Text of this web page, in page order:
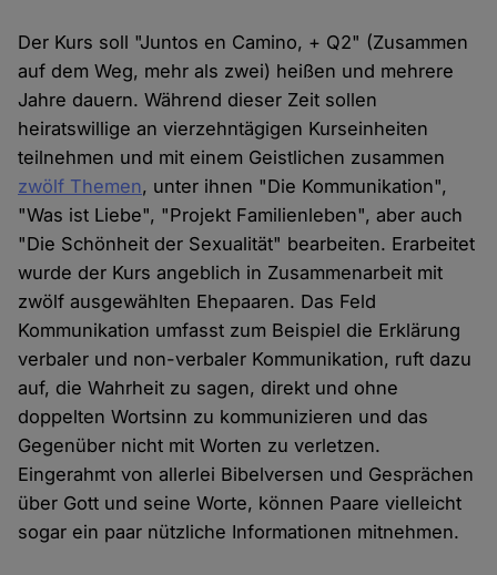
Der Kurs soll "Juntos en Camino, + Q2" (Zusammen
auf dem Weg, mehr als zwei) heißen und mehrere
Jahre dauern. Während dieser Zeit sollen
heiratswillige an vierzehntägigen Kurseinheiten
teilnehmen und mit einem Geistlichen zusammen
zwölf Themen, unter ihnen "Die Kommunikation",
"Was ist Liebe", "Projekt Familienleben", aber auch
"Die Schönheit der Sexualität" bearbeiten. Erarbeitet
wurde der Kurs angeblich in Zusammenarbeit mit
zwölf ausgewählten Ehepaaren. Das Feld
Kommunikation umfasst zum Beispiel die Erklärung
verbaler und non-verbaler Kommunikation, ruft dazu
auf, die Wahrheit zu sagen, direkt und ohne
doppelten Wortsinn zu kommunizieren und das
Gegenüber nicht mit Worten zu verletzen.
Eingerahmt von allerlei Bibelversen und Gesprächen
über Gott und seine Worte, können Paare vielleicht
sogar ein paar nützliche Informationen mitnehmen.